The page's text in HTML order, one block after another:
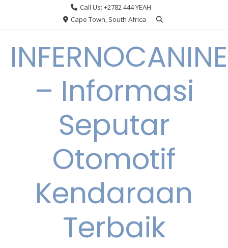
Call Us: +2782 444 YEAH
Cape Town, South Africa
INFERNOCANINE
– Informasi
Seputar
Otomotif
Kendaraan
Terbaik